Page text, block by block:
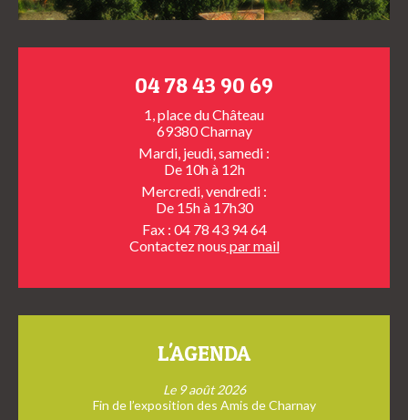
04 78 43 90 69
1, place du Château
69380 Charnay
Mardi, jeudi, samedi :
De 10h à 12h
Mercredi, vendredi :
De 15h à 17h30
Fax : 04 78 43 94 64
Contactez nous par mail
L'AGENDA
Le 9 août 2026
Fin de l’exposition des Amis de Charnay